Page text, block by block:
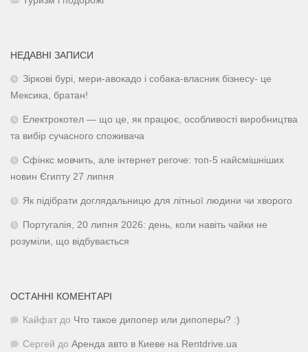
НЕДАВНІ ЗАПИСИ
Зіркові бурі, мери-авокадо і собака-власник бізнесу- це
Мексика, братан!
Електрокотел — що це, як працює, особливості виробництва
та вибір сучасного споживача
Сфінкс мовчить, але інтернет регоче: топ-5 найсмішніших
новин Єгипту 27 липня
Як підібрати доглядальницю для літньої людини чи хворого
Португалія, 20 липня 2026: день, коли навіть чайки не
розуміли, що відбувається
ОСТАННІ КОМЕНТАРІ
Кайфат до Что такое дипопер или дипоперы? :)
Сергей до Аренда авто в Киеве на Rentdrive.ua